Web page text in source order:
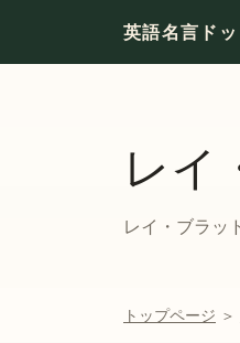
英語名言ド
レイ
レイ・ブラッ
トップページ ＞